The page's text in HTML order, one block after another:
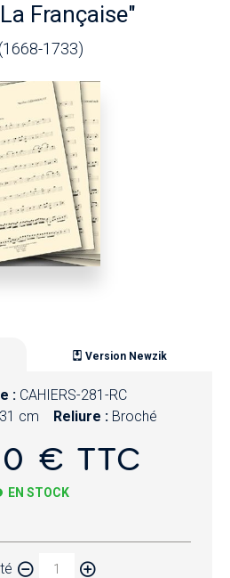
Française"
1733)
Version Newzik
: CAHIERS-281-RC
cm Reliure : Broché
€ TTC
EN STOCK